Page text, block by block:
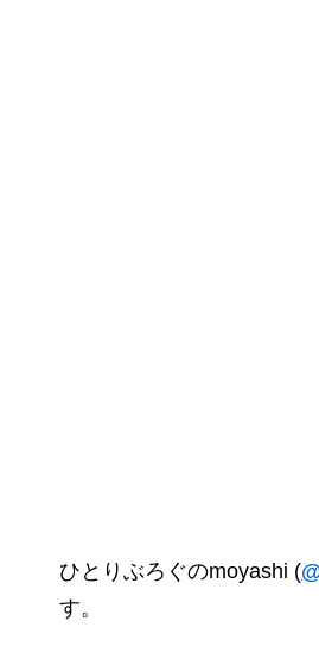
ひとりぶろぐのmoyashi (
す。